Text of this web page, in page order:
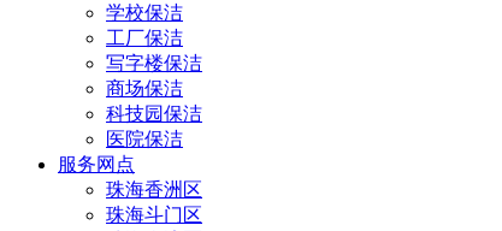
学校保洁
工厂保洁
写字楼保洁
商场保洁
科技园保洁
医院保洁
服务网点
珠海香洲区
珠海斗门区